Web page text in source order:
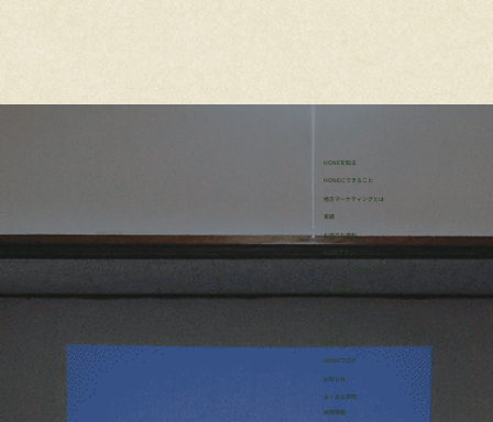
HONEを知る
HONEにできること
地方マーケティングとは
実績
お役立ち資料
・リサーチサポートプラン
・事業伴走プラン
ほねろぐ
HONEブログ
​お知らせ
よくある質問
採用情報